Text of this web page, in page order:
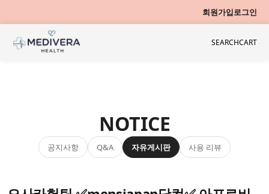
회원가입로그인
SEARCHCART
NOTICE
공지사항 Q&A 자유게시판 사용 리뷰